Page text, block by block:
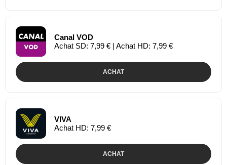
Canal VOD
Achat SD: 7,99 € | Achat HD: 7,99 €
ACHAT
VIVA
Achat HD: 7,99 €
ACHAT